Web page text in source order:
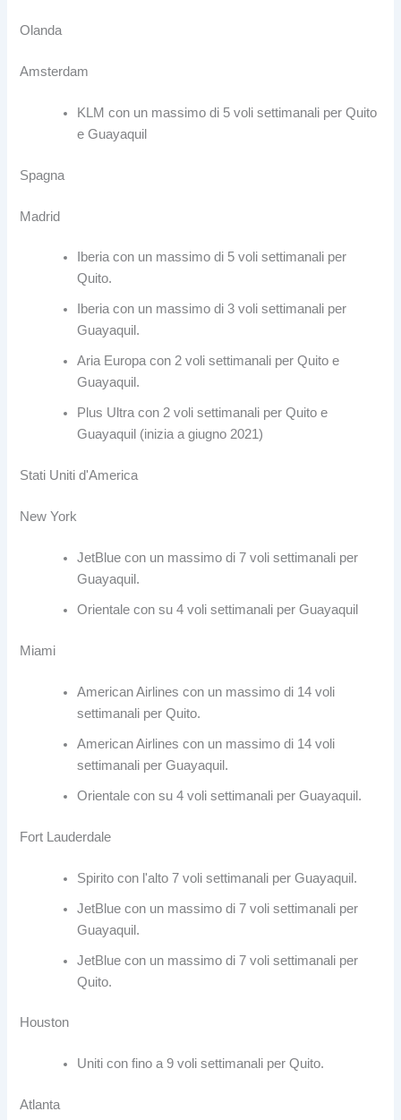
Olanda
Amsterdam
KLM con un massimo di 5 voli settimanali per Quito
e Guayaquil
Spagna
Madrid
Iberia con un massimo di 5 voli settimanali per
Quito.
Iberia con un massimo di 3 voli settimanali per
Guayaquil.
Aria Europa con 2 voli settimanali per Quito e
Guayaquil.
Plus Ultra con 2 voli settimanali per Quito e
Guayaquil (inizia a giugno 2021)
Stati Uniti d'America
New York
JetBlue con un massimo di 7 voli settimanali per
Guayaquil.
Orientale con su 4 voli settimanali per Guayaquil
Miami
American Airlines con un massimo di 14 voli
settimanali per Quito.
American Airlines con un massimo di 14 voli
settimanali per Guayaquil.
Orientale con su 4 voli settimanali per Guayaquil.
Fort Lauderdale
Spirito con l'alto 7 voli settimanali per Guayaquil.
JetBlue con un massimo di 7 voli settimanali per
Guayaquil.
JetBlue con un massimo di 7 voli settimanali per
Quito.
Houston
Uniti con fino a 9 voli settimanali per Quito.
Atlanta